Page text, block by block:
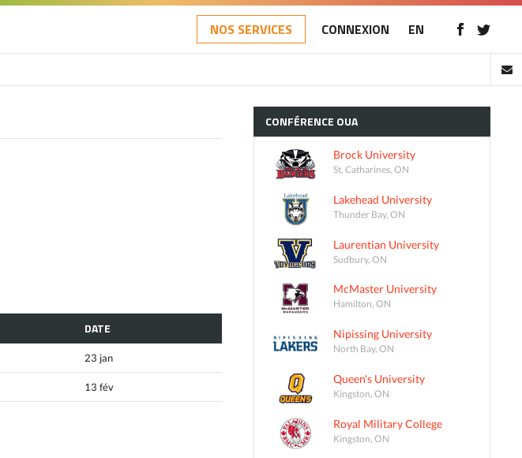
NOS SERVICES CONNEXION EN
DATE
23 jan
13 fév
CONFÉRENCE OUA
Brock University
St. Catharines, ON
Lakehead University
Thunder Bay, ON
Laurentian University
Sudbury, ON
McMaster University
Hamilton, ON
Nipissing University
North Bay, ON
Queen's University
Kingston, ON
Royal Military College
Kingston, ON